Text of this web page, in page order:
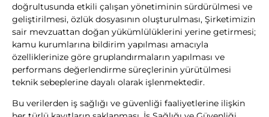
doğrultusunda etkili çalışan yönetiminin sürdürülmesi ve
geliştirilmesi, özlük dosyasının oluşturulması, Şirketimizin
sair mevzuattan doğan yükümlülüklerini yerine getirmesi;
kamu kurumlarına bildirim yapılması amacıyla
özelliklerinize göre gruplandırmaların yapılması ve
performans değerlendirme süreçlerinin yürütülmesi
teknik sebeplerine dayalı olarak işlenmektedir.
Bu verilerden iş sağlığı ve güvenliği faaliyetlerine ilişkin